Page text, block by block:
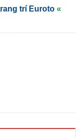
trí Euroto «